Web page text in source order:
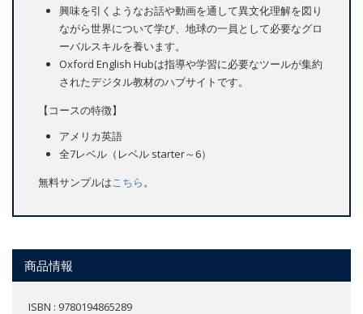
興味を引くようなお話や動画を通して異文化理解を図り
ながら世界について学び、地球の一員として必要なグロ
ーバルスキルを養います。
Oxford English Hubは指導や学習に必要なツールが集約
されたデジタル教材のハブサイトです。
【コースの特徴】
アメリカ英語
全7レベル（レベル starter～6）
無料サンプルはこちら。
商品情報
ISBN : 9780194865289